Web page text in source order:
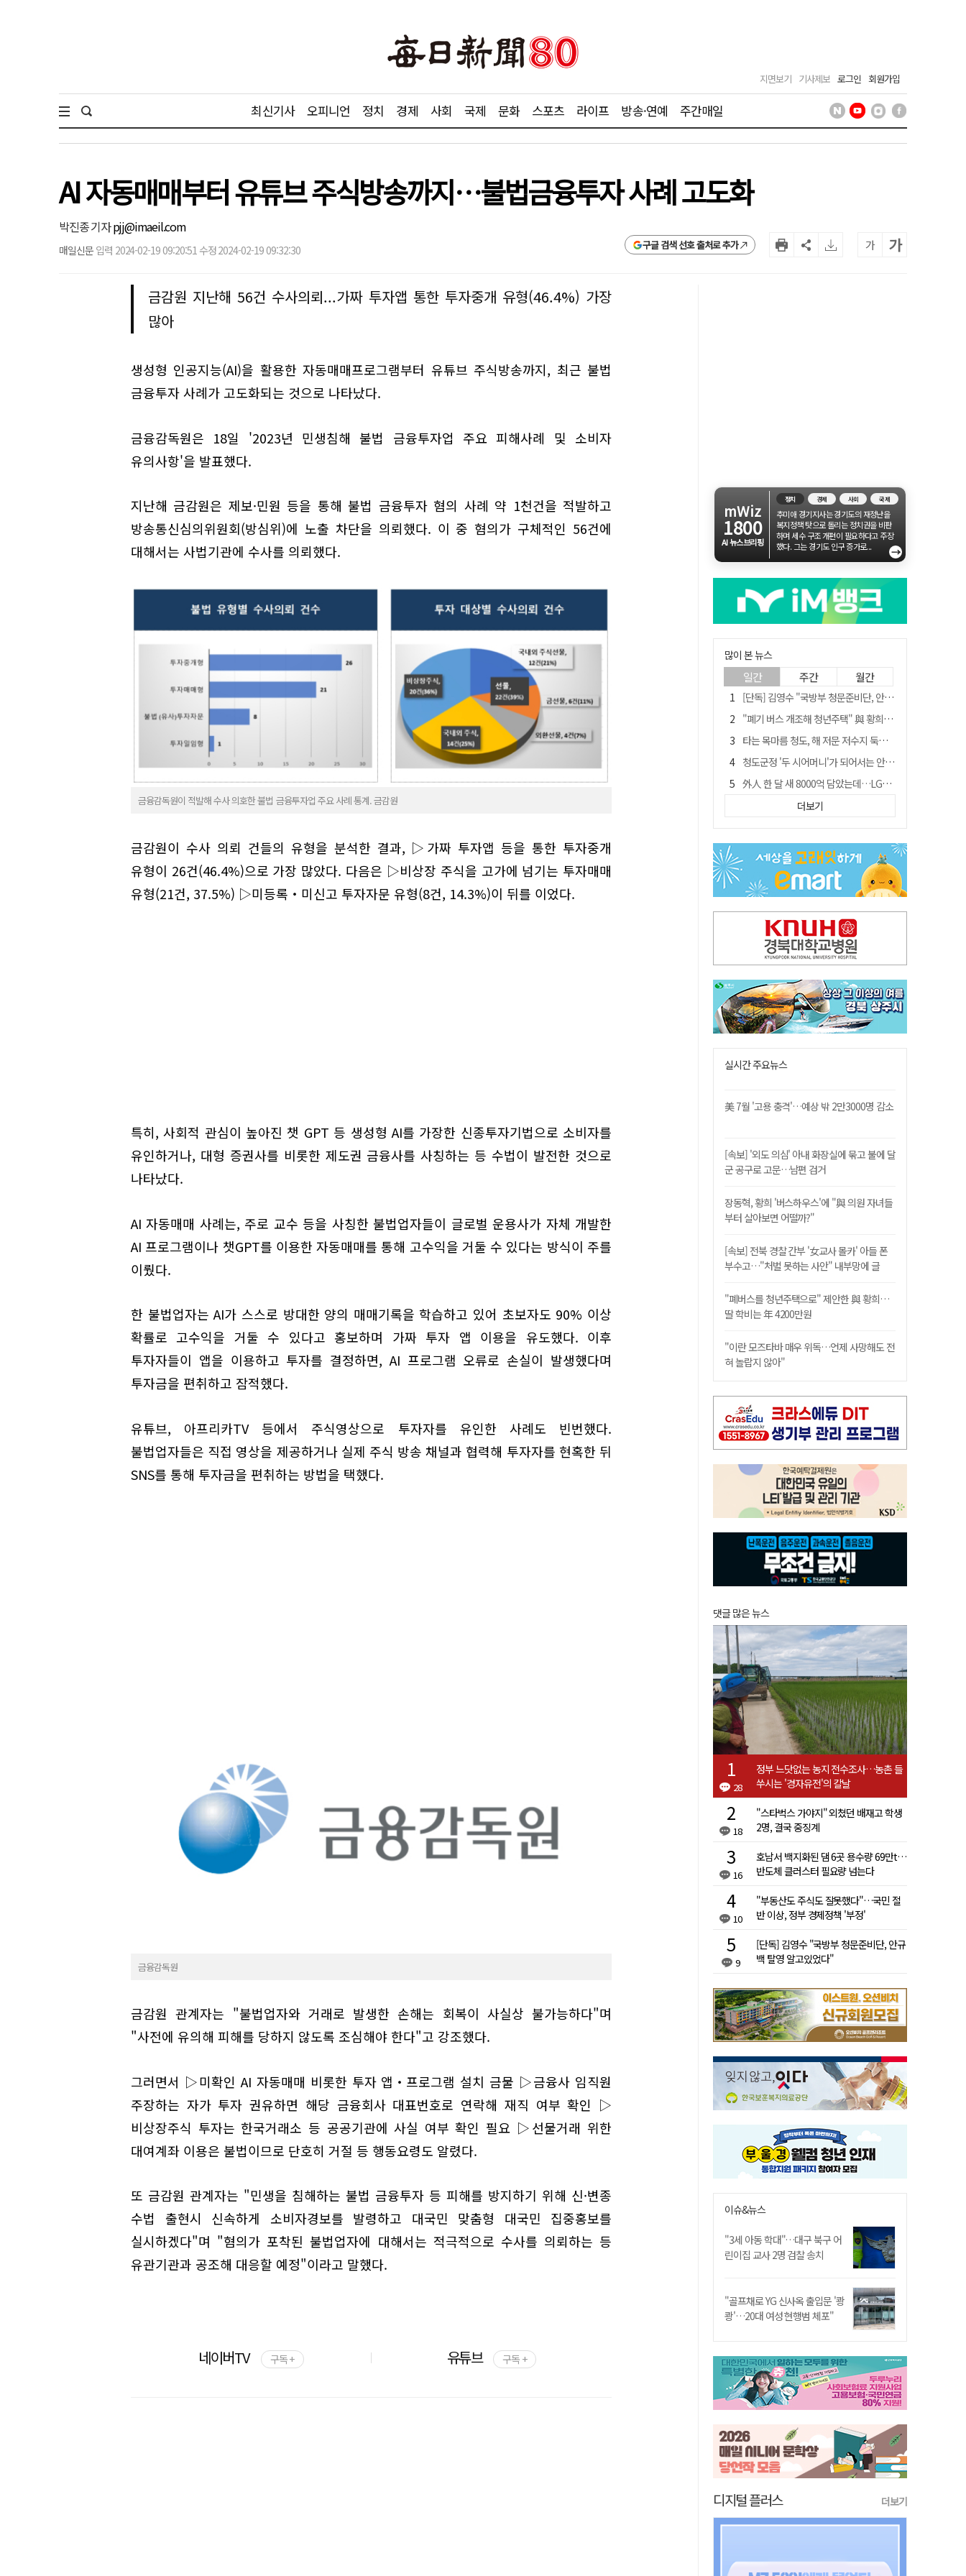
지면보기 기사제보 로그인 회원가입
최신기사 오피니언 정치 경제 사회 국제 문화 스포츠 라이프 방송·연예 주간매일
AI 자동매매부터 유튜브 주식방송까지…불법금융투자 사례 고도화
박진종 기자pjj@imaeil.com
매일신문 입력 2024-02-19 09:20:51 수정 2024-02-19 09:32:30 구글 검색 선호 출처로 추가 가 가
금감원 지난해 56건 수사의뢰...가짜 투자앱 통한 투자중개 유형(46.4%) 가장
많아
생성형 인공지능(AI)을 활용한 자동매매프로그램부터 유튜브 주식방송까지, 최근 불법
금융투자 사례가 고도화되는 것으로 나타났다.
금융감독원은 18일 '2023년 민생침해 불법 금융투자업 주요 피해사례 및 소비자
유의사항'을 발표했다.
지난해 금감원은 제보·민원 등을 통해 불법 금융투자 혐의 사례 약 1천건을 적발하고
방송통신심의위원회(방심위)에 노출 차단을 의뢰했다. 이 중 혐의가 구체적인 56건에
대해서는 사법기관에 수사를 의뢰했다.
금융감독원이 적발해 수사 의호한 불법 금융투자업 주요 사례 통계. 금감원
금감원이 수사 의뢰 건들의 유형을 분석한 결과, ▷가짜 투자앱 등을 통한 투자중개
유형이 26건(46.4%)으로 가장 많았다. 다음은 ▷비상장 주식을 고가에 넘기는 투자매매
유형(21건, 37.5%) ▷미등록‧미신고 투자자문 유형(8건, 14.3%)이 뒤를 이었다.
특히, 사회적 관심이 높아진 챗 GPT 등 생성형 AI를 가장한 신종투자기법으로 소비자를
유인하거나, 대형 증권사를 비롯한 제도권 금융사를 사칭하는 등 수법이 발전한 것으로
나타났다.
AI 자동매매 사례는, 주로 교수 등을 사칭한 불법업자들이 글로벌 운용사가 자체 개발한
AI 프로그램이나 챗GPT를 이용한 자동매매를 통해 고수익을 거둘 수 있다는 방식이 주를
이뤘다.
한 불법업자는 AI가 스스로 방대한 양의 매매기록을 학습하고 있어 초보자도 90% 이상
확률로 고수익을 거둘 수 있다고 홍보하며 가짜 투자 앱 이용을 유도했다. 이후
투자자들이 앱을 이용하고 투자를 결정하면, AI 프로그램 오류로 손실이 발생했다며
투자금을 편취하고 잠적했다.
유튜브, 아프리카TV 등에서 주식영상으로 투자자를 유인한 사례도 빈번했다.
불법업자들은 직접 영상을 제공하거나 실제 주식 방송 채널과 협력해 투자자를 현혹한 뒤
SNS를 통해 투자금을 편취하는 방법을 택했다.
금융감독원
금감원 관계자는 "불법업자와 거래로 발생한 손해는 회복이 사실상 불가능하다"며
"사전에 유의해 피해를 당하지 않도록 조심해야 한다"고 강조했다.
그러면서 ▷미확인 AI 자동매매 비롯한 투자 앱‧프로그램 설치 금물 ▷금융사 임직원
주장하는 자가 투자 권유하면 해당 금융회사 대표번호로 연락해 재직 여부 확인 ▷
비상장주식 투자는 한국거래소 등 공공기관에 사실 여부 확인 필요 ▷선물거래 위한
대여계좌 이용은 불법이므로 단호히 거절 등 행동요령도 알렸다.
또 금감원 관계자는 "민생을 침해하는 불법 금융투자 등 피해를 방지하기 위해 신·변종
수법 출현시 신속하게 소비자경보를 발령하고 대국민 맞춤형 대국민 집중홍보를
실시하겠다"며 "혐의가 포착된 불법업자에 대해서는 적극적으로 수사를 의뢰하는 등
유관기관과 공조해 대응할 예정"이라고 말했다.
네이버TV 구독 + 유튜브 구독 +
mWiz
1800
AI 뉴스브리핑
정치 경제 사회 국제
추미애 경기지사는 경기도의 재정난을
복지정책 탓으로 돌리는 정치권을 비판
하며 세수 구조 개편이 필요하다고 주장
했다. 그는 경기도 인구 증가로...
→
많이 본 뉴스
일간 주간 월간
[단독] 김영수 "국방부 청문준비단, 안규백 탈영 알고있었다"
"폐기 버스 개조해 청년주택" 與 황희…'딸 학비는 年 4200만원'
타는 목마름 청도, 해 저문 저수지 둑에 군수가 서 있었다
청도군정 '두 시어머니'가 되어서는 안된다
外人 한 달 새 8000억 담았는데…LG이노텍 목표주가는 왜 엇갈릴까
임시휴업 들어갔던 홈플러스 영주점, 7일 영업 재개…지하 1층만 운영
SK하이닉스, 주당 375원 분기 배당 공시…"3분기 중 주주환원 방안 확정"
이의준 전 경북도 새마을봉사과장, 제28대 울릉군 부군수 취임
"상법개정해도 주주가 '봉'"…하이닉스 솔리다임 상장설에 술렁[개미와글와글]
더보기
실시간 주요뉴스
美 7월 '고용 충격'…예상 밖 2만3000명 감소
[속보] '외도 의심' 아내 화장실에 묶고 불에 달
군 공구로 고문…남편 검거
장동혁, 황희 '버스하우스'에 "與 의원 자녀들
부터 살아보면 어떨까?"
[속보] 전북 경찰 간부 '女교사 몰카' 아들 폰
부수고…"처벌 못하는 사안" 내부망에 글
"폐버스를 청년주택으로" 제안한 與 황희…
딸 학비는 年 4200만원
"이란 모즈타바 매우 위독…언제 사망해도 전
혀 놀랍지 않아"
댓글 많은 뉴스
28
정부 느닷없는 농지 전수조사…농촌 들
쑤시는 '경자유전'의 칼날
18
"스타벅스 가야지" 외쳤던 배재고 학생
2명, 결국 중징계
16
호남서 백지화된 댐 6곳 용수량 69만t…
반도체 클러스터 필요량 넘는다
10
"부동산도 주식도 잘못했다"…국민 절
반 이상, 정부 경제정책 '부정'
9
[단독] 김영수 "국방부 청문준비단, 안규
백 탈영 알고있었다"
이슈&뉴스
"3세 아동 학대"…대구 북구 어
린이집 교사 2명 검찰 송치
"골프채로 YG 신사옥 출입문 '쾅
쾅'…20대 여성 현행범 체포"
디지털 플러스 더보기